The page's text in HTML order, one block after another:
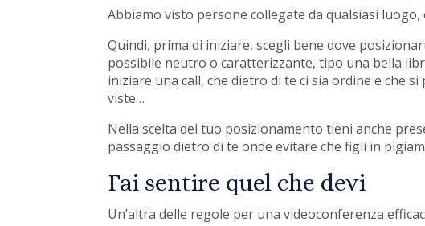
Abbiamo visto persone collegate da qualsiasi
Quindi, prima di iniziare, scegli bene dove
possibile neutro o caratterizzante, tipo una bella
iniziare una call, che dietro di te ci sia ordine e che
viste…
Nella scelta del tuo posizionamento tieni anche
passaggio dietro di te onde evitare che figli in
Fai sentire quel che devi
Un’altra delle regole per una videoconferenza